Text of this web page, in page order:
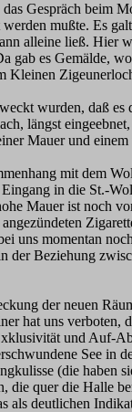
Gespräch beim
mußte. Es
alleine ließ. Hier
es Gemälde,
Kleinen
wurden, daß
längst
Mauer und
mit dem
in die St.-
Mauer ist noch
uns momentan
der Beziehung
der neuen
hat uns verboten,
und Auf-
See in
(die haben
die quer die Halle
als deutlichen